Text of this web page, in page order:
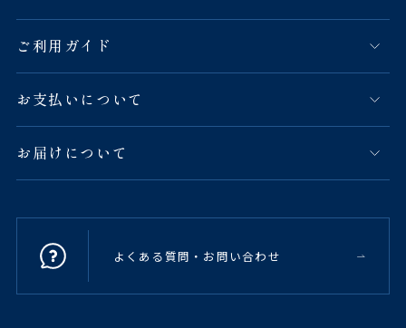
ご利用ガイド
お支払いについて
お届けについて
よくある質問・お問い合わせ